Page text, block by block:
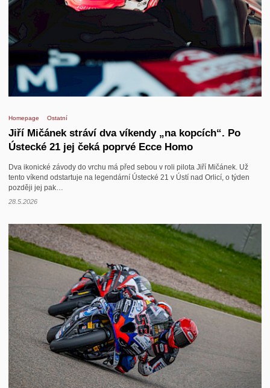
Homepage Ostatní
Jiří Mičánek stráví dva víkendy „na kopcích“. Po
Ústecké 21 jej čeká poprvé Ecce Homo
Dva ikonické závody do vrchu má před sebou v roli pilota Jiří Mičánek. Už
tento víkend odstartuje na legendární Ústecké 21 v Ústí nad Orlicí, o týden
později jej pak…
28.5.2026